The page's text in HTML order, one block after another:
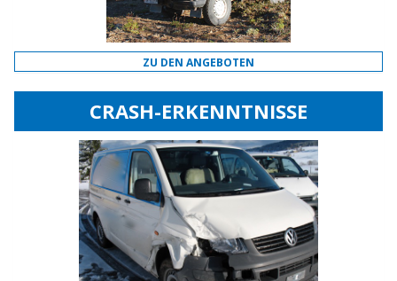
ZU DEN ANGEBOTEN
CRASH-ERKENNTNISSE